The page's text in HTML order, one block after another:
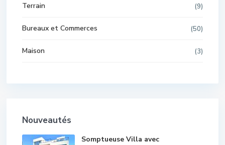
Terrain (9)
Bureaux et Commerces (50)
Maison (3)
Nouveautés
Somptueuse Villa avec